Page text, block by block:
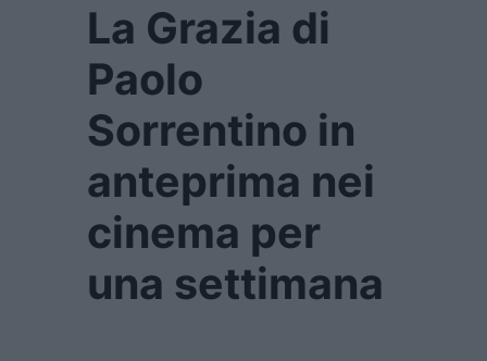
La Grazia di
Paolo
Sorrentino in
anteprima nei
cinema per
una settimana